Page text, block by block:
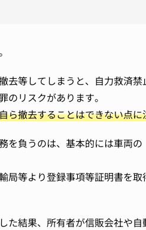
去等してしまうと、自力救済
のリスクがあります。
ら撤去することはできない点に
を負うのは、基本的には車両
局等より登録事項等証明書を
た結果、所有者が信販会社や